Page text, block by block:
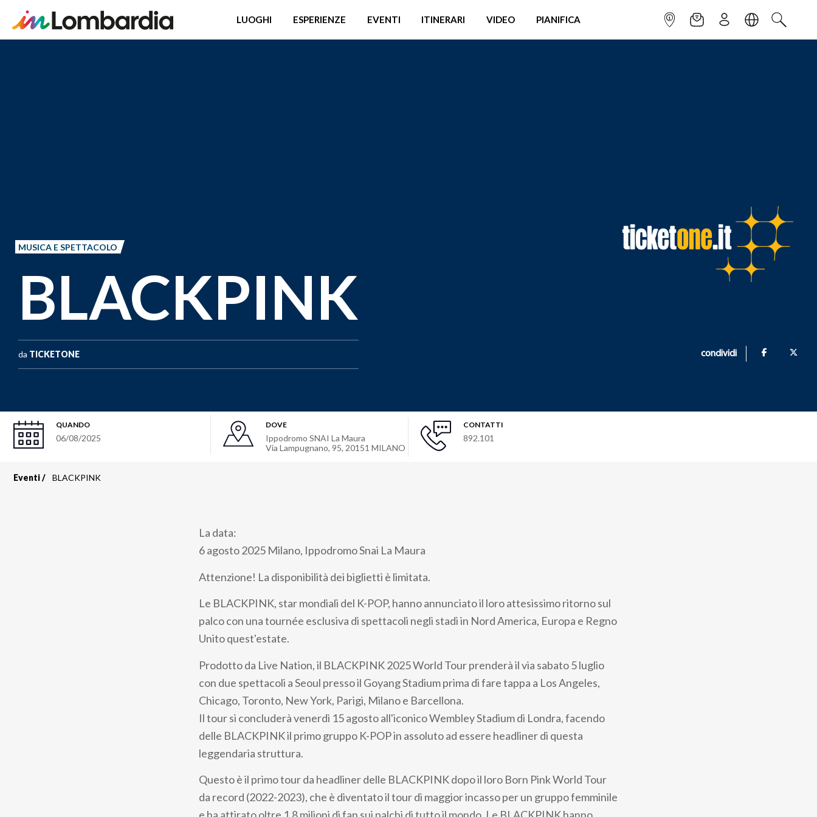
LUOGHI ESPERIENZE EVENTI ITINERARI VIDEO PIANIFICA INFOPOINTNEWSLETTER
ISCRIVITILINGUACERCA
MUSICA E SPETTACOLO
BLACKPINK
da TICKETONE condividi
QUANDO
06/08/2025
DOVE
Ippodromo SNAI La Maura
Via Lampugnano, 95, 20151 MILANO
CONTATTI
892.101
Eventi BLACKPINK
La data:
6 agosto 2025 Milano, Ippodromo Snai La Maura
Attenzione! La disponibilità dei biglietti è limitata.
Le BLACKPINK, star mondiali del K-POP, hanno annunciato il loro attesissimo ritorno sul
palco con una tournée esclusiva di spettacoli negli stadi in Nord America, Europa e Regno
Unito quest'estate.
Prodotto da Live Nation, il BLACKPINK 2025 World Tour prenderà il via sabato 5 luglio
con due spettacoli a Seoul presso il Goyang Stadium prima di fare tappa a Los Angeles,
Chicago, Toronto, New York, Parigi, Milano e Barcellona.
Il tour si concluderà venerdì 15 agosto all'iconico Wembley Stadium di Londra, facendo
delle BLACKPINK il primo gruppo K-POP in assoluto ad essere headliner di questa
leggendaria struttura.
Questo è il primo tour da headliner delle BLACKPINK dopo il loro Born Pink World Tour
da record (2022-2023), che è diventato il tour di maggior incasso per un gruppo femminile